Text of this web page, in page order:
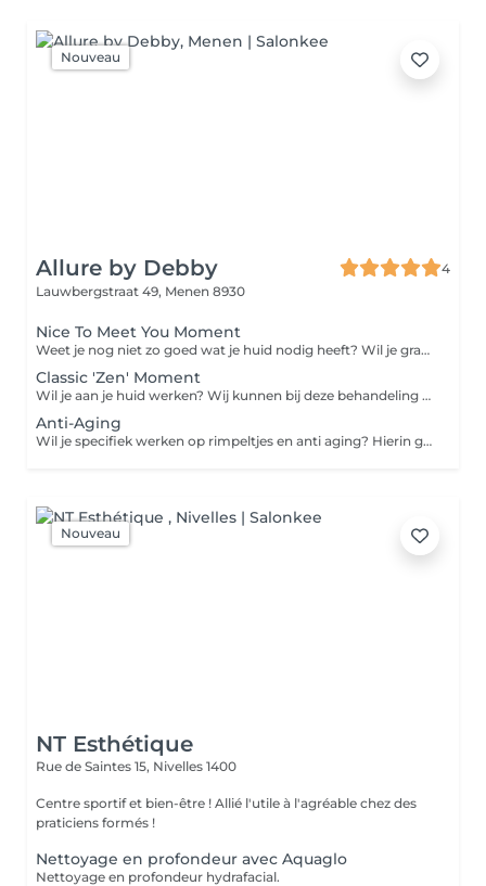
Nouveau
Allure by Debby
4
Lauwbergstraat 49, Menen 8930
Nice To Meet You Moment
Weet je nog niet zo goed wat je huid nodig heeft? Wil je graag eens proeven van wat een gelaatsverzorging kan zijn? Dan is dit het perfecte pakket!
Classic 'Zen' Moment
Wil je aan je huid werken? Wij kunnen bij deze behandeling specifiek naar huid problemen werken of gewoon eens heel goed reinigen
Anti-Aging
Wil je specifiek werken op rimpeltjes en anti aging? Hierin gebruiken we specifieke producten en nadien de led therapie
Nouveau
NT Esthétique
Rue de Saintes 15, Nivelles 1400
Centre sportif et bien-être ! Allié l'utile à l'agréable chez des
praticiens formés !
Nettoyage en profondeur avec Aquaglo
Nettoyage en profondeur hydrafacial.